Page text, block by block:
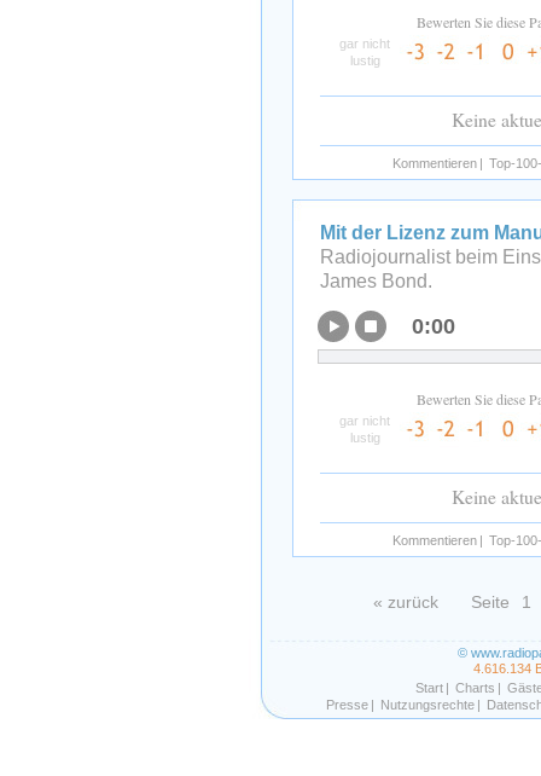
Bewerten Sie diese
gar nicht
lustig
Keine
Kommentieren | Top-
Mit der Lizenz zum
Radiojournalist beim
James Bond.
0:00
Bewerten Sie diese
gar nicht
lustig
Keine
Kommentieren | Top-
« zurück Seite 1
©
4.616.134
Start | Charts |
Presse | Nutzungsrechte |